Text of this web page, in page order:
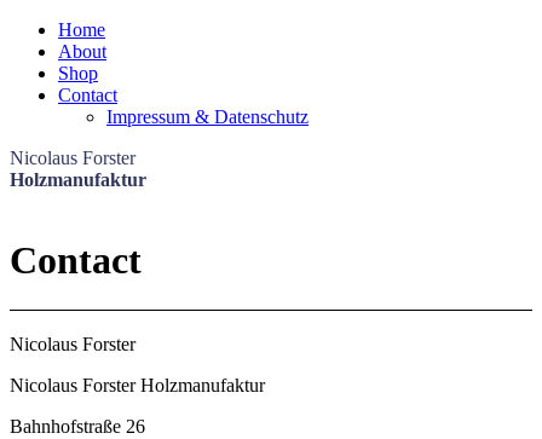
Home
About
Shop
Contact
Impressum & Datenschutz
Nicolaus Forster
Holzmanufaktur
Contact
Nicolaus Forster
Nicolaus Forster Holzmanufaktur
Bahnhofstraße 26